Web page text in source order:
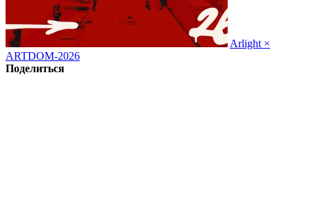
Arlight ×
ARTDOM-2026
Поделиться